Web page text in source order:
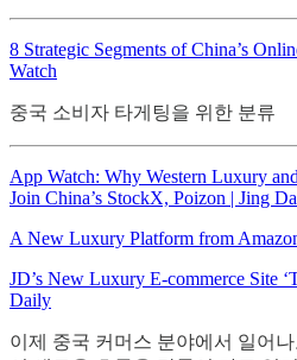
8 Strategic Segments of China’s
Watch
중국 소비자 타게팅을 위한 분류
App Watch: Why Western Luxury
Join China’s StockX, Poizon | Jing
A New Luxury Platform from
JD’s New Luxury E-commerce Site
Daily
이제 중국 커머스 분야에서 일어